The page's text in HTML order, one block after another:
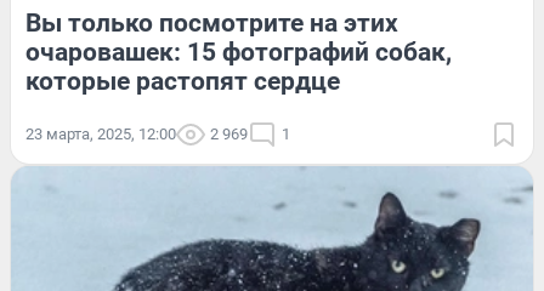
Вы только посмотрите на этих
очаровашек: 15 фотографий собак,
которые растопят сердце
23 марта, 2025, 12:00 2 969 1